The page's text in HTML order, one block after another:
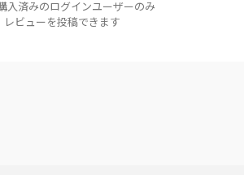
入済みのログインユーザーのみ
レビューを投稿できます